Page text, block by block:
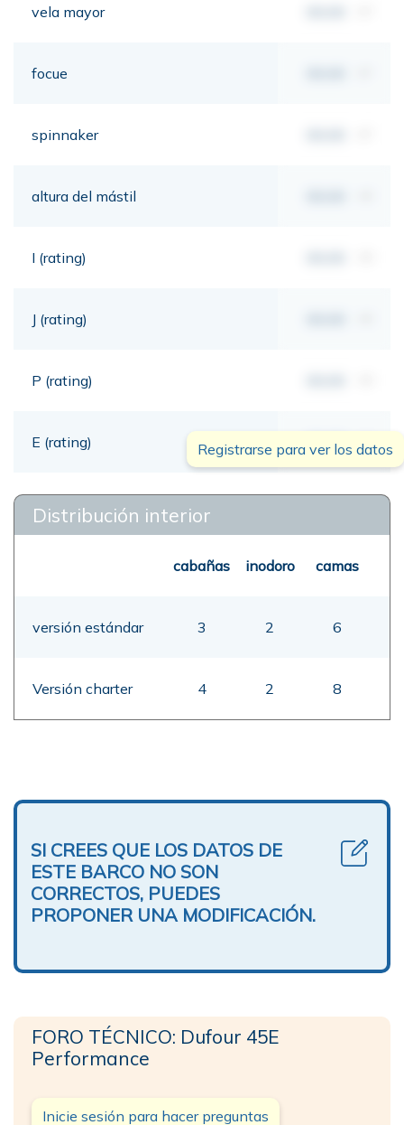
vela mayor
focue
spinnaker
altura del mástil
I (rating)
J (rating)
P (rating)
E (rating) 00,00 mt
Registrarse para ver los datos
Distribución interior
cabañas inodoro camas
versión estándar 3 2 6
Versión charter 4 2 8
SI CREES QUE LOS DATOS DE
ESTE BARCO NO SON
CORRECTOS, PUEDES
PROPONER UNA MODIFICACIÓN.
FORO TÉCNICO: Dufour 45E
Performance
Inicie sesión para hacer preguntas